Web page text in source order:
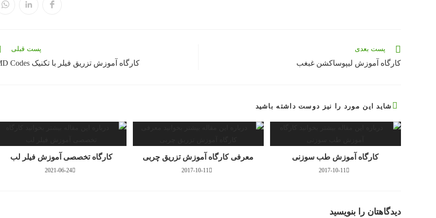
در
در
در
مقالات
بیشتری
را
پست قبلی
کارگاه آموزش تزریق فیلر با تکنیک MD Codes
پست بعدی
کارگاه آموزش لیپوساکشن غبغب
شاید این مورد را نیز دوست داشته باشید
کارگاه تخصصی آموزش فیلر لب
2021-06-24
معرفی کارگاه آموزش تزریق چربی
2017-10-11
کارگاه آموزش طب سوزنی
2017-10-11
دیدگاهتان را بنویسید